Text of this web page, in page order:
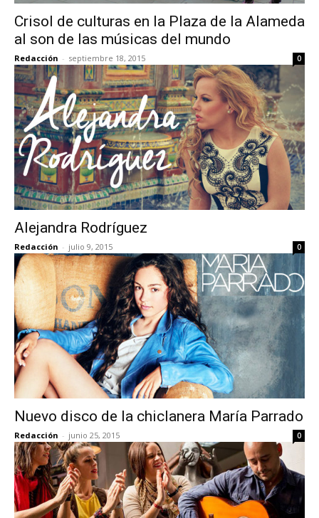
Crisol de culturas en la Plaza de la Alameda
al son de las músicas del mundo
Redacción - septiembre 18, 2015 0
Alejandra Rodríguez
Redacción - julio 9, 2015 0
Nuevo disco de la chiclanera María Parrado
Redacción - junio 25, 2015 0